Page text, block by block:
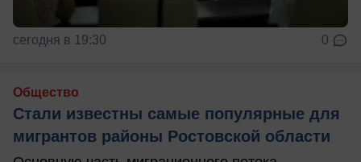
сегодня в 19:30 0
Общество
Стали известны самые популярные для
мигрантов районы Ростовской области